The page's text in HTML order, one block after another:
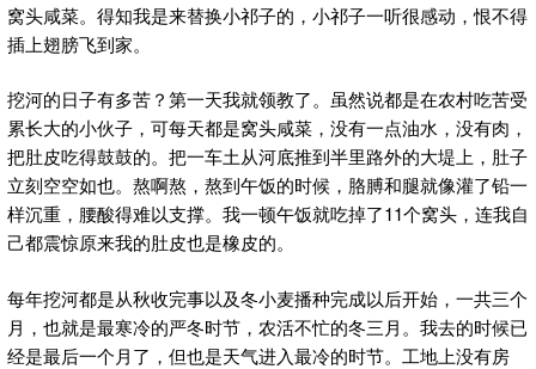
窝头咸菜。得知我是来替换小祁子的，小祁子一听很感动，恨不得
插上翅膀飞到家。
挖河的日子有多苦？第一天我就领教了。虽然说都是在农村吃苦受
累长大的小伙子，可每天都是窝头咸菜，没有一点油水，没有肉，
把肚皮吃得鼓鼓的。把一车土从河底推到半里路外的大堤上，肚子
立刻空空如也。熬啊熬，熬到午饭的时候，胳膊和腿就像灌了铅一
样沉重，腰酸得难以支撑。我一顿午饭就吃掉了11个窝头，连我自
己都震惊原来我的肚皮也是橡皮的。
每年挖河都是从秋收完事以及冬小麦播种完成以后开始，一共三个
月，也就是最寒冷的严冬时节，农活不忙的冬三月。我去的时候已
经是最后一个月了，但也是天气进入最冷的时节。工地上没有房